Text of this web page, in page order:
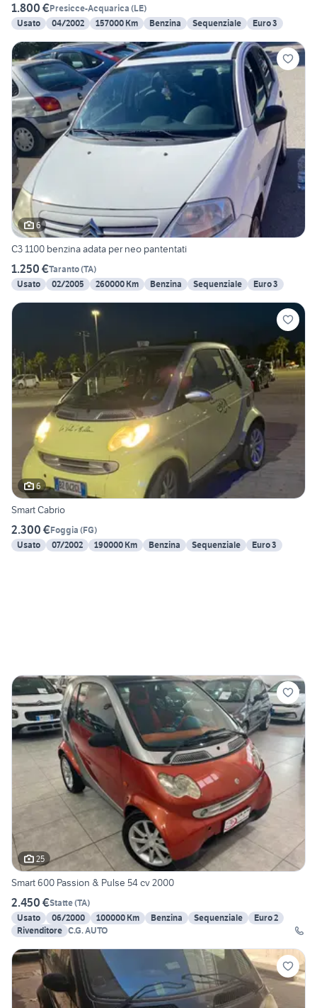
1.800 €Presicce-Acquarica (LE)
Usato
04/2002 157000 Km Benzina Sequenziale Euro 3
6
C3 1100 benzina adata per neo pantentati
1.250 €Taranto(TA)
Usato
02/2005 260000 Km Benzina Sequenziale Euro 3
6
Smart Cabrio
2.300 €Foggia (FG)
Usato
07/2002 190000 Km Benzina Sequenziale Euro 3
25
Smart 600 Passion & Pulse 54 cv 2000
2.450 €Statte(TA)
Usato
06/2000 100000 Km Benzina Sequenziale
Euro 2
Rivenditore C.G. AUTO